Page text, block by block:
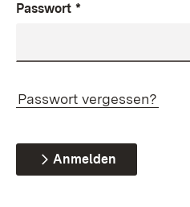
Passwort *
Passwort vergessen?
Anmelden